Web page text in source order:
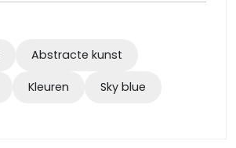
Abstracte kunst
Kleuren Sky blue